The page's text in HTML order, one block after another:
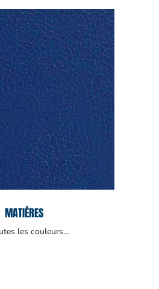
MATIÈRES
les couleurs…